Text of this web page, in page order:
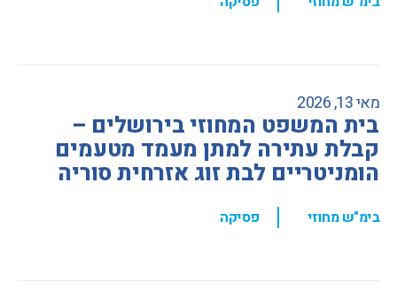
מאי 13, 2026
בית המשפט המחוזי בירושלים –
קבלת עתירה למתן מעמד מטעמים
הומניטריים לבת זוג אזרחית סוריה
בימ"ש מחוזי , פסיקה